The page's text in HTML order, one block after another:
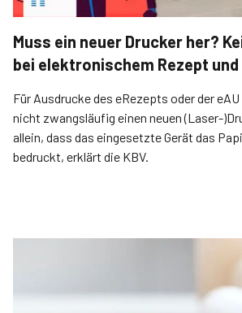
Muss ein neuer Drucker her?
bei elektronischem Rezept und
Für Ausdrucke des eRezepts oder der
nicht zwangsläufig einen neuen (Laser-
allein, dass das eingesetzte Gerät das
bedruckt, erklärt die KBV.